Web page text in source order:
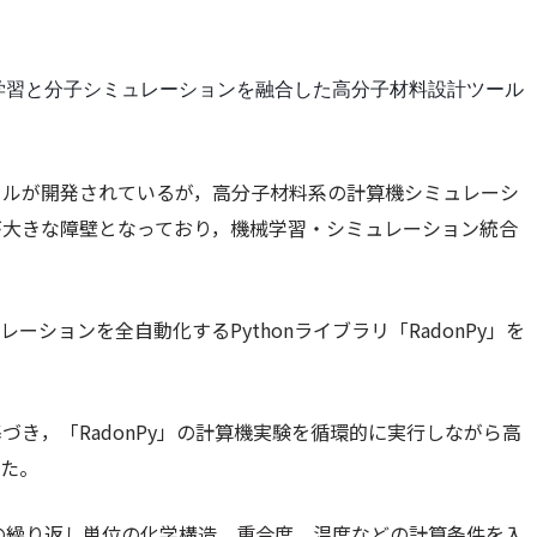
と分子シミュレーションを融合した高分子材料設計ツール
が開発されているが，高分子材料系の計算機シミュレーシ
きな障壁となっており，機械学習・シミュレーション統合
ーションを全自動化するPythonライブラリ「RadonPy」を
き，「RadonPy」の計算機実験を循環的に実行しながら高
。